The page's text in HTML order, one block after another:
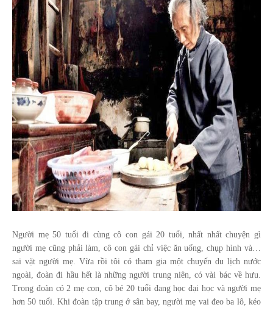
Người mẹ 50 tuổi đi cùng cô con gái 20 tuổi, nhất nhất chuyện gì
người mẹ cũng phải làm, cô con gái chỉ việc ăn uống, chụp hình và…
sai vặt người mẹ. Vừa rồi tôi có tham gia một chuyến du lịch nước
ngoài, đoàn đi hầu hết là những người trung niên, có vài bác về hưu.
Trong đoàn có 2 mẹ con, cô bé 20 tuổi đang học đại học và người mẹ
hơn 50 tuổi. Khi đoàn tập trung ở sân bay, người mẹ vai đeo ba lô, kéo